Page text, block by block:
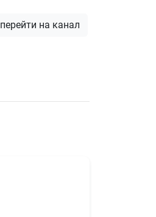
перейти на канал